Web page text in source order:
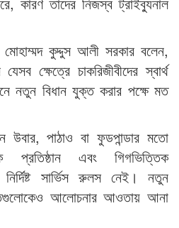
মোহাম্মদ কুদ্দুস আলী সরকার বলেন,
ক্ষেত্রে চাকরিজীবীদের স্বার্থ
নতুন বিধান যুক্ত করার পক্ষে মত
উবার, পাঠাও বা ফুডপান্ডার মতো
প্রতিষ্ঠান এবং গিগভিত্তিক
সার্ভিস রুলস নেই। নতুন
আলোচনার আওতায় আনা